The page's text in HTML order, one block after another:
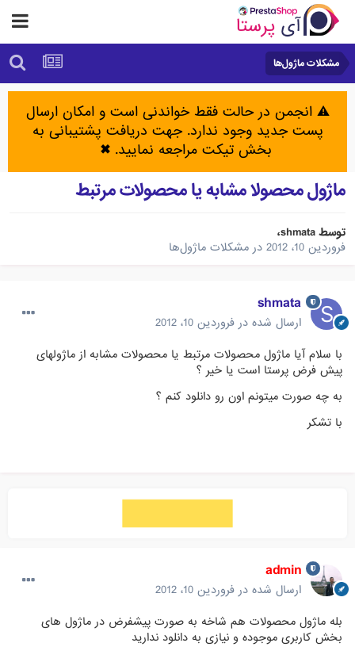
مشکلات ماژول‌ها
⚠️ انجمن در حالت فقط خواندنی است و امکان ارسال
پست جدید وجود ندارد. جهت دریافت پشتیبانی به
بخش تیکت مراجعه نمایید. ✖
ماژول محصولا مشابه یا محصولات مرتبط
توسطshmata،
فروردین 10، 2012
در مشکلات ماژول‌ها
shmata
ارسال شده در فروردین 10، 2012
با سلام آیا ماژول محصولات مرتبط یا محصولات مشابه از ماژولهای
پیش فرض پرستا است یا خیر ؟
به چه صورت میتونم اون رو دانلود کنم ؟
با تشکر
admin
ارسال شده در فروردین 10، 2012
بله ماژول محصولات هم شاخه به صورت پیشفرض در ماژول های
بخش کاربری موجوده و نیازی به دانلود ندارید